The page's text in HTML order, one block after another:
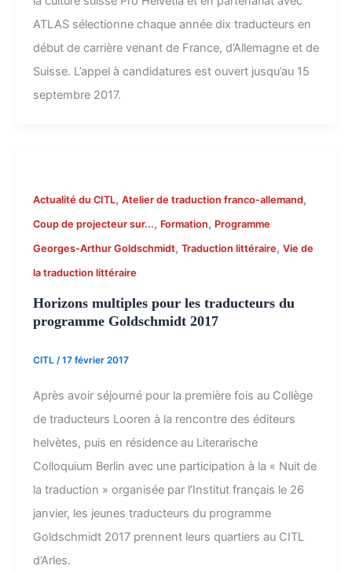
ATLAS sélectionne chaque année dix traducteurs en
début de carrière venant de France, d’Allemagne et de
Suisse. L’appel à candidatures est ouvert jusqu’au 15
septembre 2017.
Actualité du CITL, Atelier de traduction franco-allemand,
Coup de projecteur sur..., Formation, Programme
Georges-Arthur Goldschmidt, Traduction littéraire, Vie de
la traduction littéraire
Horizons multiples pour les traducteurs du
programme Goldschmidt 2017
CITL /17 février 2017
Après avoir séjourné pour la première fois au Collège
de traducteurs Looren à la rencontre des éditeurs
helvètes, puis en résidence au Literarische
Colloquium Berlin avec une participation à la « Nuit de
la traduction » organisée par l’Institut français le 26
janvier, les jeunes traducteurs du programme
Goldschmidt 2017 prennent leurs quartiers au CITL
d’Arles.